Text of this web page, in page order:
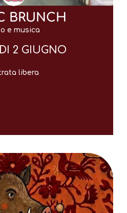
BRUNCH
e musica
2 GIUGNO
libera